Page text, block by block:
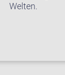
Welten.